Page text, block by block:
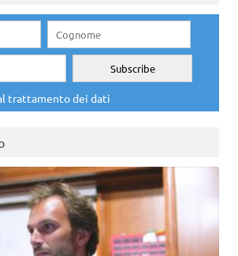
trattamento dei dati